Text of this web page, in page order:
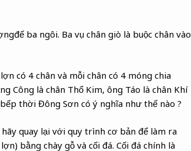
ba ngôi. Ba vụ chân giò là buộc chân vào
có 4 chân và mỗi chân có 4 móng chia
Công là chân Thổ Kim, ông Táo là chân Khí
thời Đông Sơn có ý nghĩa như thế nào ?
quay lại với quy trình cơ bản để làm ra
bằng chày gỗ và cối đá. Cối đá chính là